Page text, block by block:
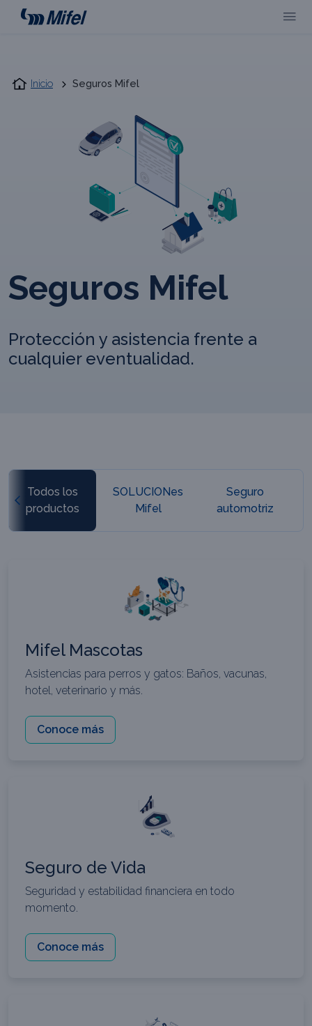
Inicio Seguros Mifel
Seguros Mifel
Protección y asistencia frente a
cualquier eventualidad.
Todos los
productos
SOLUCIONes
Mifel
Seguro
automotriz
Mifel Mascotas
Asistencias para perros y gatos: Baños, vacunas,
hotel, veterinario y más.
Conoce más
Seguro de Vida
Seguridad y estabilidad financiera en todo
momento.
Conoce más